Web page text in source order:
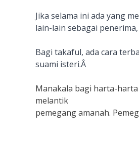
Jika selama ini ada yang
lain-lain sebagai
Bagi takaful, ada cara
suami isteri.Â
Manakala bagi harta-
melantik
pemegang amanah.